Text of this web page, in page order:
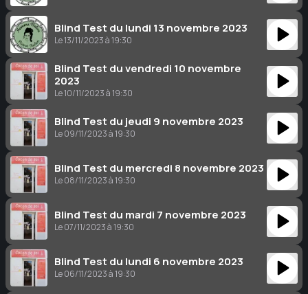
Blind Test du lundi 13 novembre 2023
Le 13/11/2023 à 19:30
Blind Test du vendredi 10 novembre
2023
Le 10/11/2023 à 19:30
Blind Test du jeudi 9 novembre 2023
Le 09/11/2023 à 19:30
Blind Test du mercredi 8 novembre 2023
Le 08/11/2023 à 19:30
Blind Test du mardi 7 novembre 2023
Le 07/11/2023 à 19:30
Blind Test du lundi 6 novembre 2023
Le 06/11/2023 à 19:30